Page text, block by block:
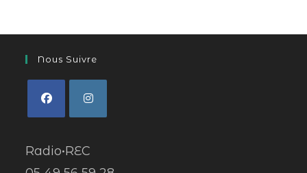
Nous Suivre
Radio•REC